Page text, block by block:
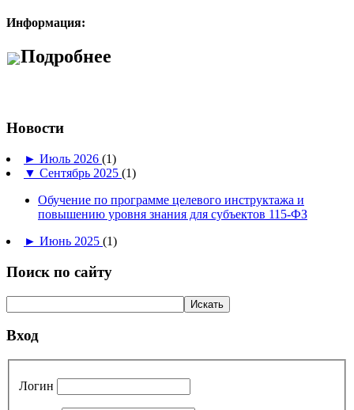
Информация:
Подробнее
Новости
► Июль 2026 (1)
▼ Сентябрь 2025 (1)
Обучение по программе целевого инструктажа и
повышению уровня знания для субъектов 115-ФЗ
► Июнь 2025 (1)
Поиск по сайту
Вход
Логин